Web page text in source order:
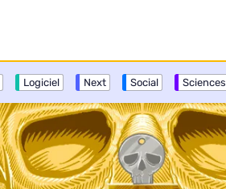
Logiciel Next Social Sciences